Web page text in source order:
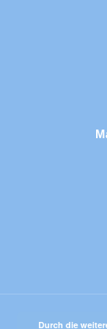
Durch die